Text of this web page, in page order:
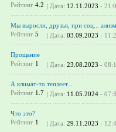
Рейтинг 4.2 | Дата: 12.11.2023 -
Мы выросли, друзья, при соц...
Рейтинг 5 | Дата: 03.09.2023 -
Прощание
Рейтинг 1 | Дата: 23.08.2023 -
А климат-то теплеет...
Рейтинг 1.7 | Дата: 11.05.2024 -
Что это?
Рейтинг 1 | Дата: 29.11.2023 -